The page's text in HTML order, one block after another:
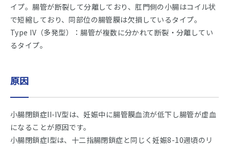
イプ。腸管が断裂して分離しており、肛門側の小腸はコイル状
で短縮しており、同部位の腸管膜は欠損しているタイプ。
Type IV（多発型）：腸管が複数に分かれて断裂・分離してい
るタイプ。
原因
小腸閉鎖症II-IV型は、妊娠中に腸管膜血流が低下し腸管が虚血
になることが原因です。
小腸閉鎖症I型は、十二指腸閉鎖症と同じく妊娠8-10週頃のリ